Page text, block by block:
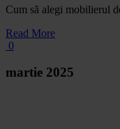
Cum să alegi mobilierul
Read More
0
martie 2025